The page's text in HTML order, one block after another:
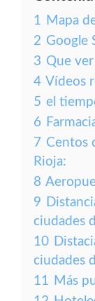
1 Mapa
2 Google
3 Que
4 Vídeos
5 el
6
7 Centos
Rioja:
8
9
ciudades
10
ciudades
11 Más